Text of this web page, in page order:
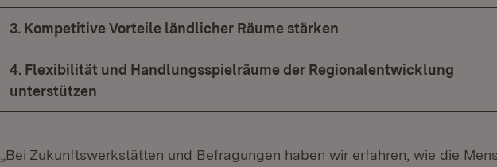
3. Kompetitive Vorteile ländlicher Räume stärken
4. Flexibilität und Handlungsspielräume der Regionalentwicklung
unterstützen
„Bei Zukunftswerkstätten und Befragungen haben wir erfahren, wie die